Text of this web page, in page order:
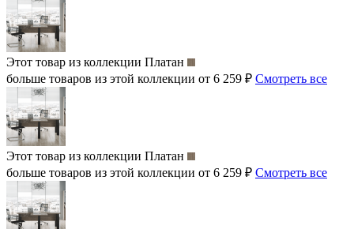
Этот товар из коллекции Платан
больше товаров из этой коллекции от 6 259 ₽ Смотреть все
Этот товар из коллекции Платан
больше товаров из этой коллекции от 6 259 ₽ Смотреть все